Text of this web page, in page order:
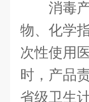
消毒
物、化学
次性使用
时，产品
省级卫生